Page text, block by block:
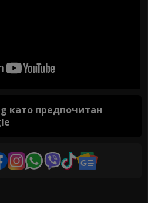
като предпочитан